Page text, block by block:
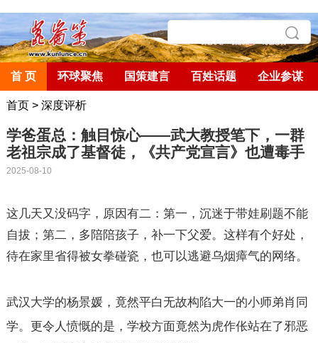
首 页 环球聚焦 国策建言 百姓话题 企业参谋
首页> 深度评析
学爸蛋总：触目惊心——武大教授笔下，一群
老祖宗成了基督徒，《共产党宣言》也遭毒手
2025-08-10
这几天又没码字，原因有二：第一，沉迷于带娃刷题不能
自拔；第二，多陪陪孩子，补一下父爱。这样有个好处，
待在家里省得被女拳碰瓷，也可以逃避乌烟瘴气的网络。
武汉大学的杨景媛，竟然平白无故构陷大一的小师弟肖同
学。更令人愤慨的是，学校方面竟然为虎作伥站在了邪恶